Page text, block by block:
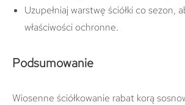
Uzupełniaj warstwę ściółki co sezon,
właściwości ochronne.
Podsumowanie
Wiosenne ściółkowanie rabat korą